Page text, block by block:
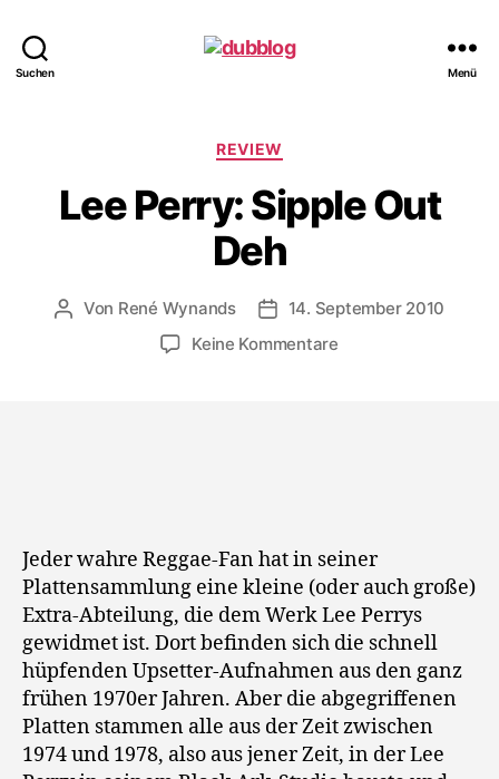
Suchen Menü
Kategorien
REVIEW
Lee Perry: Sipple Out
Deh
Beitragsautor
Von René Wynands Veröffentlichungsdatum
14. September 2010
Keine Kommentarezu
Jeder wahre Reggae-Fan hat in seiner
Plattensammlung eine kleine (oder auch große)
Extra-Abteilung, die dem Werk Lee Perrys
gewidmet ist. Dort befinden sich die schnell
hüpfenden Upsetter-Aufnahmen aus den ganz
frühen 1970er Jahren. Aber die abgegriffenen
Platten stammen alle aus der Zeit zwischen
1974 und 1978, also aus jener Zeit, in der Lee